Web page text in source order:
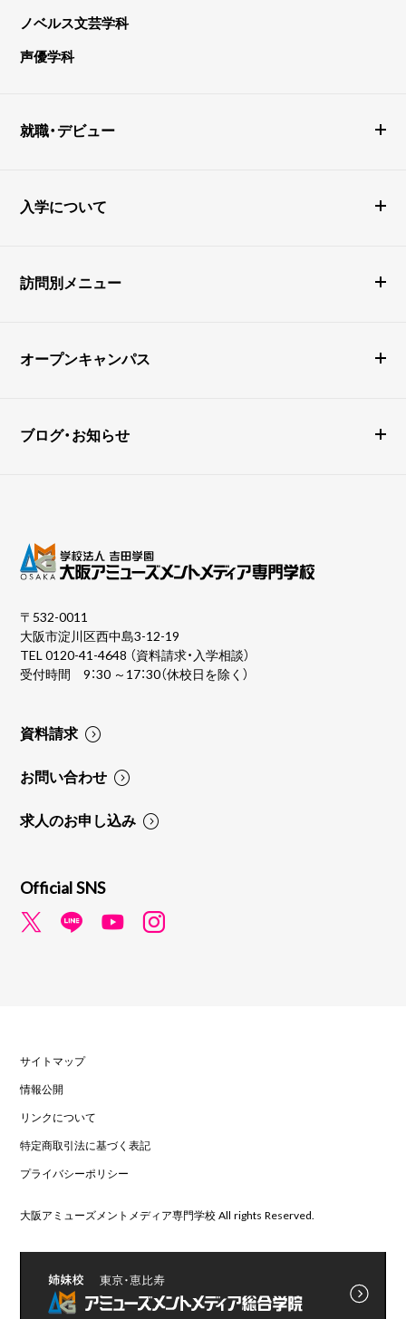
ノベルス文芸学科
声優学科
就職・デビュー
入学について
訪問別メニュー
オープンキャンパス
ブログ・お知らせ
〒532-0011
大阪市淀川区西中島3-12-19
TEL0120-41-4648 （資料請求・入学相談）
受付時間 9：30 ～17：30（休校日を除く）
資料請求
お問い合わせ
求人のお申し込み
Official SNS
サイトマップ
情報公開
リンクについて
特定商取引法に基づく表記
プライバシーポリシー
大阪アミューズメントメディア専門学校 All rights Reserved.